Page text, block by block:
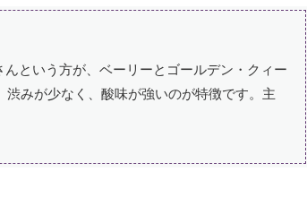
という方が、ベーリーとゴールデン・クィー
みが少なく、酸味が強いのが特徴です。主